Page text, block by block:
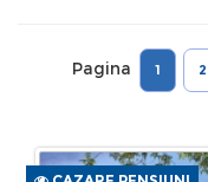
Pagina 1 2